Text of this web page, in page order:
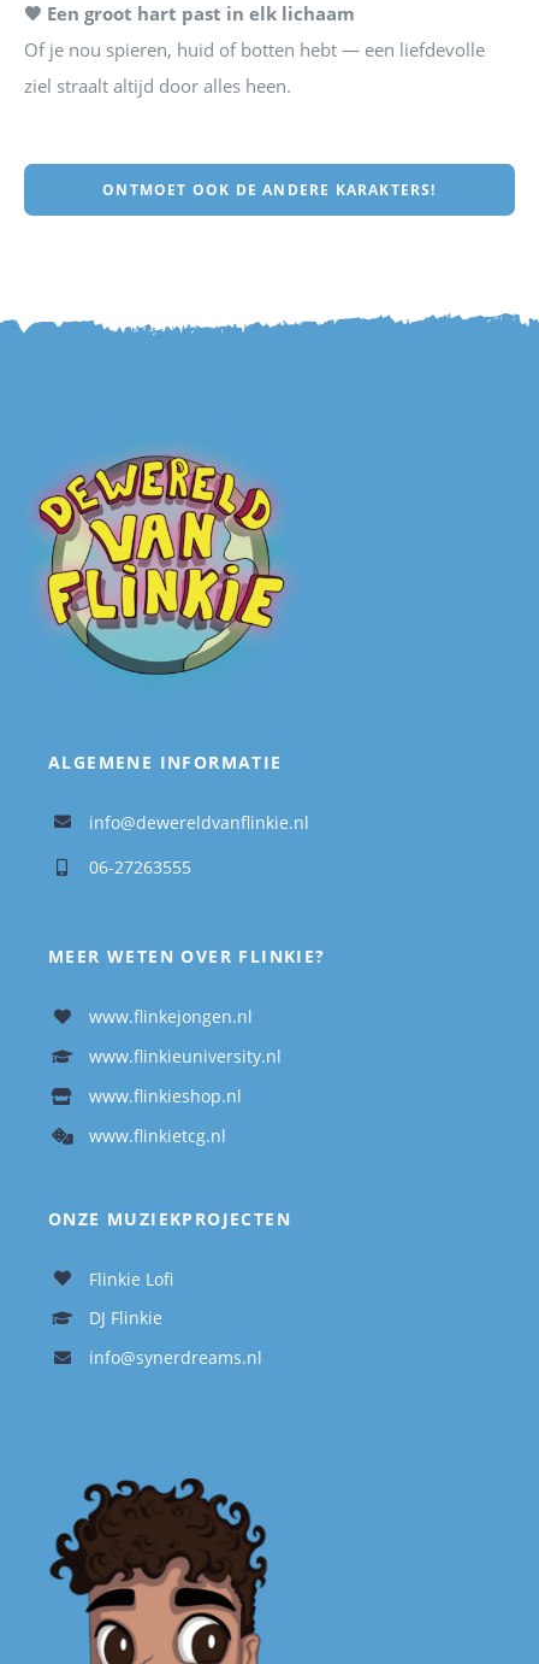
🧡 Een groot hart past in elk lichaam
Of je nou spieren, huid of botten hebt — een liefdevolle
ziel straalt altijd door alles heen.
ONTMOET OOK DE ANDERE KARAKTERS!
ALGEMENE INFORMATIE
info@dewereldvanflinkie.nl
06-27263555
MEER WETEN OVER FLINKIE?
www.flinkejongen.nl
www.flinkieuniversity.nl
www.flinkieshop.nl
www.flinkietcg.nl
ONZE MUZIEKPROJECTEN
Flinkie Lofi
DJ Flinkie
info@synerdreams.nl